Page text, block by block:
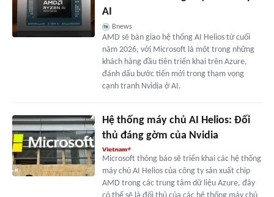
AI
Bnews
AMD sẽ bàn giao hệ thống AI Helios từ cuối
năm 2026, với Microsoft là một trong những
khách hàng đầu tiên triển khai trên Azure,
đánh dấu bước tiến mới trong tham vọng
cạnh tranh Nvidia ở AI.
Hệ thống máy chủ AI Helios: Đối
thủ đáng gờm của Nvidia
Microsoft thông báo sẽ triển khai các hệ thống
máy chủ AI Helios của công ty sản xuất chip
AMD trong các trung tâm dữ liệu Azure, đây
có thể sẽ là đối thủ của các hệ thống máy chủ